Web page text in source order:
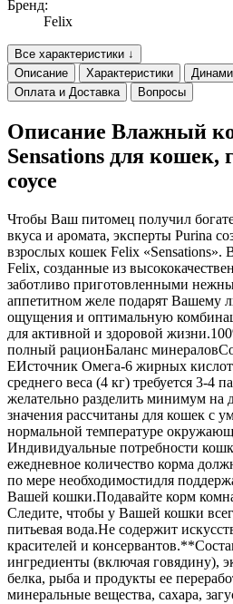
Бренд:
Felix
Все характеристики ↓
Описание
Характеристики
Оплата и Доставка
Вопросы
Описание Влажный
Sensations для кошек,
соусе
Чтобы Ваш питомец получил
вкуса и аромата, эксперты Purina
взрослых кошек Felix
Felix, созданные из
заботливо приготовленными
аппетитном желе подарят Вашему
ощущения и оптимальную
для активной и здоровой
полный рационБаланс
ЕИсточник Омега-6 жирных
среднего веса (4 кг) требуется 3-4
желательно разделить минимум на
значения рассчитаны для кошек с
нормальной температуре
Индивидуальные потребности
ежедневное количество корма
по мере необходимостидля
Вашей кошки.Подавайте корм
Следите, чтобы у Вашей кошки
питьевая вода.Не содержит
красителей и
ингредиенты (включая говядину),
белка, рыба и продукты ее
минеральные вещества, сахара,